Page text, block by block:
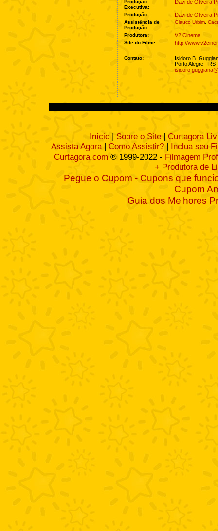
Produção
Executiva:
Davi de Oliveira
Produção: Davi de Oliveira
Assistência de
Produção:
Glauco Urbim
Produtora: V2 Cinema
Site do Filme: http://
Contato:
Isidoro B.
Porto Alegre - RS
Início | Sobre o Site | Curtagora
Assista Agora| Como Assistir? | Inclua seu
Curtagora.com ® 1999-2022 - Filmagem
+ Produtora de
Pegue o Cupom - Cupons que
Cupom
Guia dos Melhores